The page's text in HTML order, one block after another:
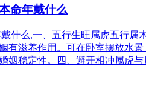
命年戴什么
什么,一、五行生旺属虎五行
有滋养作用。可在卧室摆放水
姻稳定性。四、避开相冲属虎